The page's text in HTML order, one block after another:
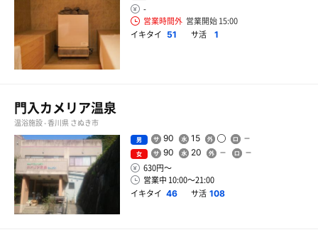
-
営業時間外 営業開始 15:00
イキタイ 51 サ活 1
門入カメリア温泉
温浴施設 - 香川県 さぬき市
男 90 15
女 90 20
630円〜
営業中 10:00〜21:00
イキタイ 46 サ活 108